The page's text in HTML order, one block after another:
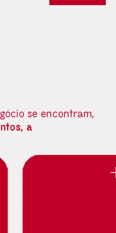
se encontram,
a